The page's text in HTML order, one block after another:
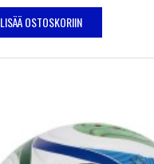
LISÄÄ OSTOSKORIIN